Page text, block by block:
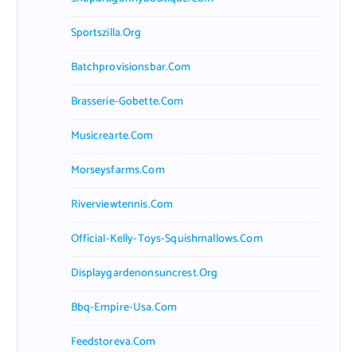
Sportszilla.org
Batchprovisionsbar.com
Brasserie-Gobette.com
Musicrearte.com
Morseysfarms.com
Riverviewtennis.com
Official-Kelly-Toys-Squishmallows.com
Displaygardenonsuncrest.org
Bbq-Empire-Usa.com
Feedstoreva.com